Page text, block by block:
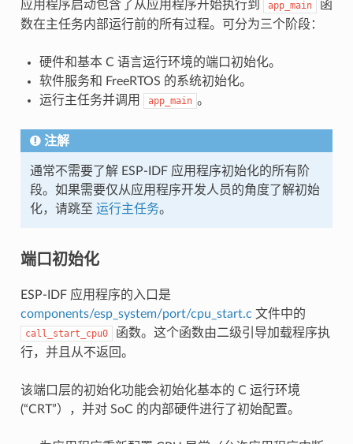
应用程序启动包含了从应用程序开始执行到 app_main
函
数在主任务内部运行前的所有过程。可分为三个阶段：
硬件和基本 C 语言运行环境的端口初始化。
软件服务和 FreeRTOS 的系统初始化。
运行主任务并调用
app_main 。
注解
通常不需要了解 ESP-IDF 应用程序初始化的所有阶
段。如果需要仅从应用程序开发人员的角度了解初始
化，请跳至 运行主任务。
端口初始化
ESP-IDF 应用程序的入口是
components/esp_system/port/cpu_start.c 文件中的
call_start_cpu0
函数。这个函数由二级引导加载程序执
行，并且从不返回。
该端口层的初始化功能会初始化基本的 C 运行环境
(“CRT”），并对 SoC 的内部硬件进行了初始配置。